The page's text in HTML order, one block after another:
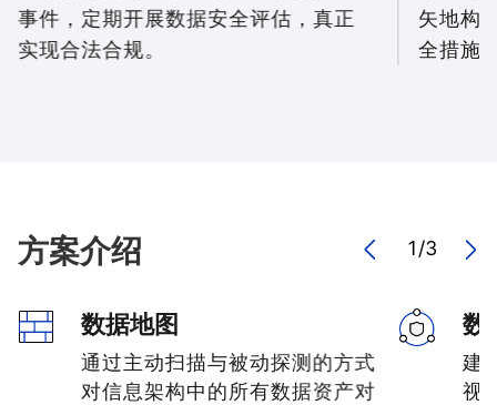
事件，定期开展数据安全评估，真正
实现合法合规。
矢地构
全措施
方案介绍 1/3
数据地图
通过主动扫描与被动探测的方式
对信息架构中的所有数据资产对
数
建
视